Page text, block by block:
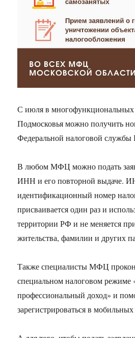
С июля в многофункциональных
Подмосковья можно получить
Федеральной налоговой
В любом МФЦ можно подать
ИНН и его повторной выдаче.
идентификационный номер
присваивается один раз и
территории РФ и не меняется
жительства, фамилии и других
Также специалисты МФЦ
специальном налоговом режиме
профессиональный доход» и
зарегистрироваться в